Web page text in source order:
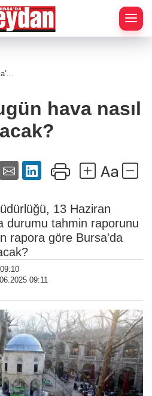
hava nasıl
13 Haziran
durumu tahmin raporunu
rapora göre Bursa'da
09:11